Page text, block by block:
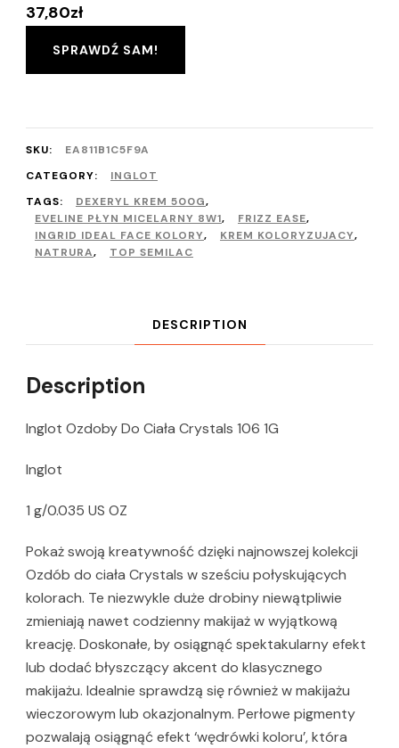
37,80zł
SPRAWDŹ SAM!
SKU:
EA811B1C5F9A
CATEGORY:
INGLOT
TAGS:
DEXERYL KREM 500G,
EVELINE PŁYN MICELARNY 8W1, FRIZZ EASE,
INGRID IDEAL FACE KOLORY, KREM KOLORYZUJACY,
NATRURA, TOP SEMILAC
DESCRIPTION
Description
Inglot Ozdoby Do Ciała Crystals 106 1G
Inglot
1 g/0.035 US OZ
Pokaż swoją kreatywność dzięki najnowszej kolekcji
Ozdób do ciała Crystals w sześciu połyskujących
kolorach. Te niezwykle duże drobiny niewątpliwie
zmieniają nawet codzienny makijaż w wyjątkową
kreację. Doskonałe, by osiągnąć spektakularny efekt
lub dodać błyszczący akcent do klasycznego
makijażu. Idealnie sprawdzą się również w makijażu
wieczorowym lub okazjonalnym. Perłowe pigmenty
pozwalają osiągnąć efekt ‘wędrówki koloru’, która